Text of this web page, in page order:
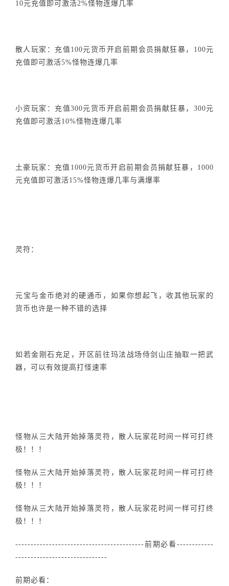
10元充值即可激活2%怪物连爆几率
散人玩家：充值100元货币开启前期会员捐献狂暴，100元
充值即可激活5%怪物连爆几率
小资玩家：充值300元货币开启前期会员捐献狂暴，300元
充值即可激活10%怪物连爆几率
土豪玩家：充值1000元货币开启前期会员捐献狂暴，1000
元充值即可激活15%怪物连爆几率与满爆率
灵符：
元宝与金币绝对的硬通币，如果你想起飞，收其他玩家的
货币也许是一种不错的选择
如若金刚石充足，开区前往玛法战场侍剑山庄抽取一把武
器，可以有效提高打怪速率
怪物从三大陆开始掉落灵符，散人玩家花时间一样可打终
极！！！
怪物从三大陆开始掉落灵符，散人玩家花时间一样可打终
极！！！
怪物从三大陆开始掉落灵符，散人玩家花时间一样可打终
极！！！
------------------------------------------前期必看------------
------------------------------
前期必看：